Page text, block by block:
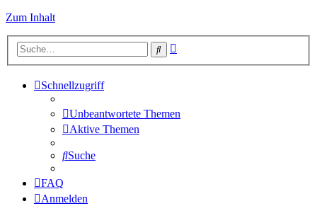
Zum Inhalt
Suche
Schnellzugriff
Unbeantwortete Themen
Aktive Themen
Suche
FAQ
Anmelden